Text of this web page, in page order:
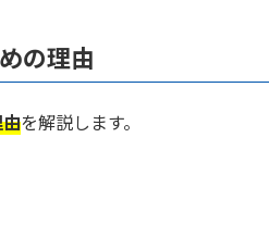
の理由
を解説します。